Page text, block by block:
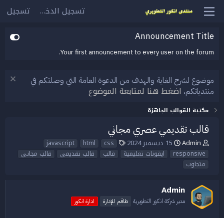
تسجيل الدخول تسجيل
Announcement Title
Your first announcement to every user on the forum.
موضوع لشرح الغاية والهدف من الدعوة العامة التي وصلتكم في
منتدياتكم، اضغط هنا لمتابعة الموضوع
مكتبة القوالب الجاهزة
قالب تقديمي عصري مجاني
ب
ا
د
ئ
ل
م
و
Admin
ت
ا
ب
15 ديسمبر 2024 css
html
javascript
responsive
ايقونات تعليمية قالب قالب تقديمي
قالب مجاني
متجاوب
Admin
مدير شركة انكور التطويرية طاقم الإدارة ادارة انكور